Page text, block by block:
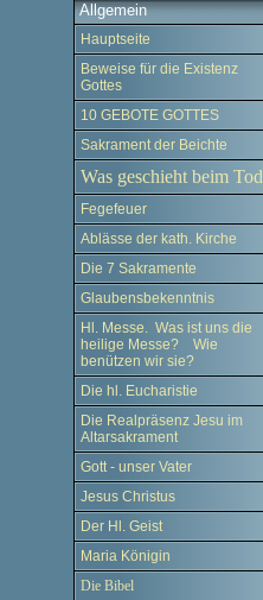
Allgemein
Hauptseite
Beweise für die Existenz
Gottes
10 GEBOTE GOTTES
Sakrament der Beichte
Was geschieht beim Tod
Fegefeuer
Ablässe der kath. Kirche
Die 7 Sakramente
Glaubensbekenntnis
Hl. Messe. Was ist uns die
heilige Messe? Wie
benützen wir sie?
Die hl. Eucharistie
Die Realpräsenz Jesu im
Altarsakrament
Gott - unser Vater
Jesus Christus
Der Hl. Geist
Maria Königin
Die Bibel